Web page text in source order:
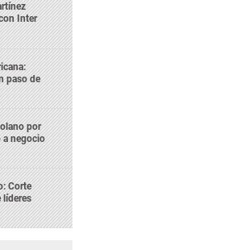
Inter
paso de
por
a negocio
Corte
líderes